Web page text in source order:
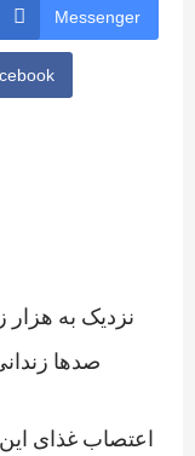
Messenger
نزدیک به هزار
صدها
اعتصاب غذای